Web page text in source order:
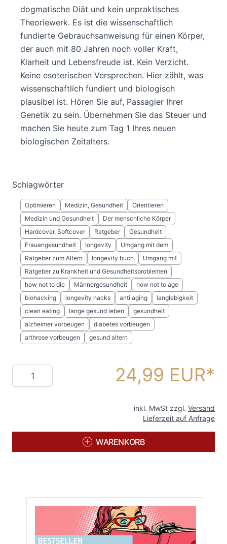
dogmatische Diät und kein unpraktisches
Theoriewerk. Es ist die wissenschaftlich
fundierte Gebrauchsanweisung für einen Körper,
der auch mit 80 Jahren noch voller Kraft,
Klarheit und Lebensfreude ist. Kein Verzicht.
Keine esoterischen Versprechen. Hier zählt, was
wissenschaftlich fundiert und biologisch
plausibel ist. Hören Sie auf, Passagier Ihrer
Genetik zu sein. Übernehmen Sie das Steuer und
machen Sie heute zum Tag 1 Ihres neuen
biologischen Zeitalters.
Schlagwörter
Optimieren Medizin, Gesundheit
Orientieren
Medizin und Gesundheit
Der menschliche Körper
Hardcover, Softcover
Ratgeber
Gesundheit
Frauengesundheit
longevity
Umgang mit dem
Ratgeber zum Altern
longevity buch
Umgang mit
Ratgeber zu Krankheit und Gesundheitsproblemen
how not to die
Männergesundheit
how not to age
biohacking
longevity hacks anti aging
langlebigkeit
clean eating
lange gesund leben
gesundheit
alzheimer vorbeugen
diabetes vorbeugen
arthrose vorbeugen
gesund altern
Menge 24,99 EUR
inkl. MwSt zzgl. Versand
Lieferzeit auf Anfrage
WARENKORB